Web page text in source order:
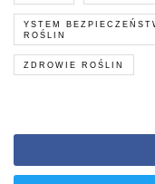
YSTEM
ROŚLIN
ZDROWIE ROŚLIN